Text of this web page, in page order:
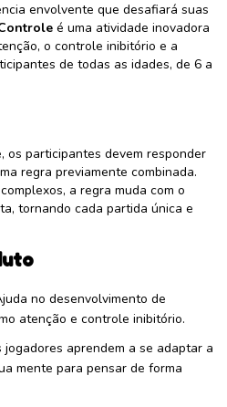
envolvente que desafiará suas
é uma atividade inovadora
o controle inibitório e a
de todas as idades, de 6 a
os participantes devem responder
regra previamente combinada.
a regra muda com o
tornando cada partida única e
no desenvolvimento de
atenção e controle inibitório.
jogadores aprendem a se adaptar a
mente para pensar de forma